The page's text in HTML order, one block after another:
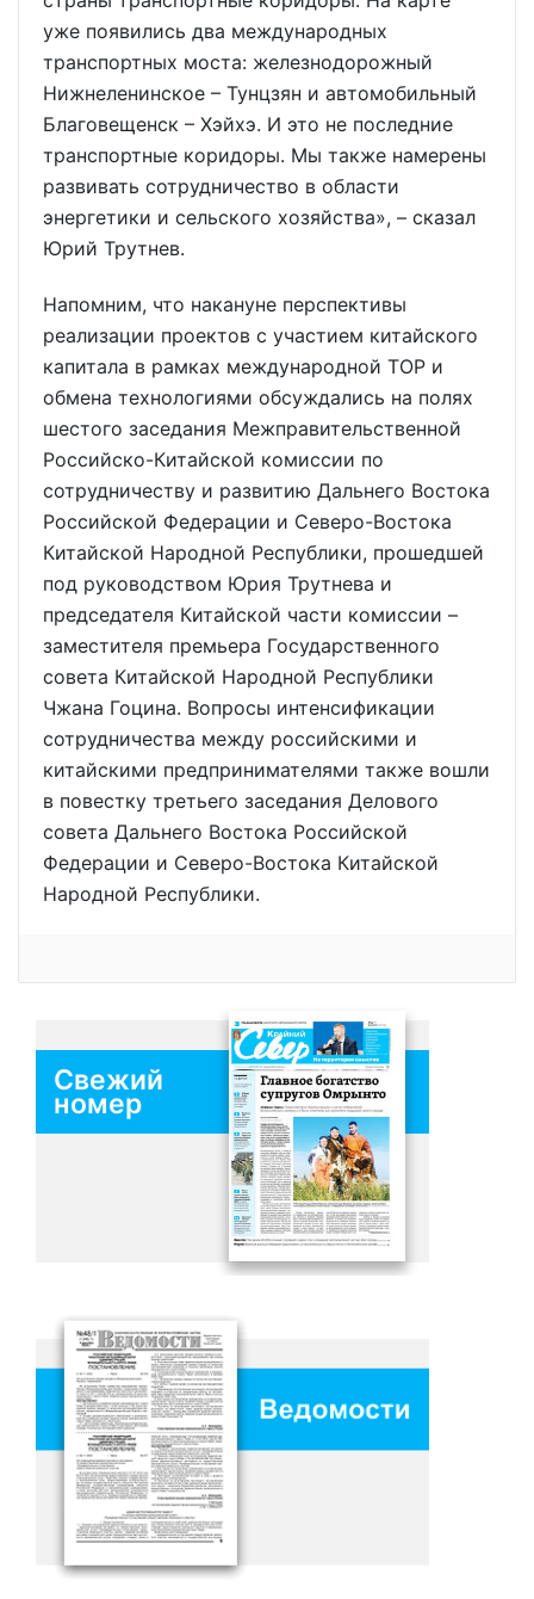
уже появились два международных
транспортных моста: железнодорожный
Нижнеленинское – Тунцзян и автомобильный
Благовещенск – Хэйхэ. И это не последние
транспортные коридоры. Мы также намерены
развивать сотрудничество в области
энергетики и сельского хозяйства», – сказал
Юрий Трутнев.
Напомним, что накануне перспективы
реализации проектов с участием китайского
капитала в рамках международной ТОР и
обмена технологиями обсуждались на полях
шестого заседания Межправительственной
Российско-Китайской комиссии по
сотрудничеству и развитию Дальнего Востока
Российской Федерации и Северо-Востока
Китайской Народной Республики, прошедшей
под руководством Юрия Трутнева и
председателя Китайской части комиссии –
заместителя премьера Государственного
совета Китайской Народной Республики
Чжана Гоцина. Вопросы интенсификации
сотрудничества между российскими и
китайскими предпринимателями также вошли
в повестку третьего заседания Делового
совета Дальнего Востока Российской
Федерации и Северо-Востока Китайской
Народной Республики.
Свежий
номер